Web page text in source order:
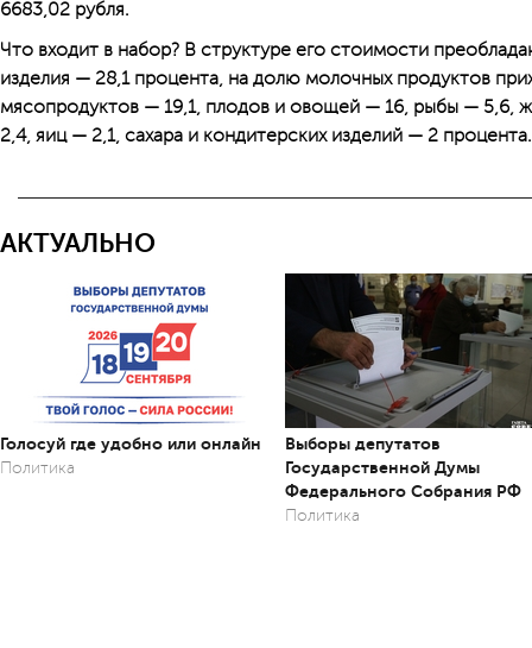
6683,02 рубля.
Что входит в набор? В структуре его стоимости
изделия — 28,1 процента, на долю молочных продуктов
мясопродуктов — 19,1, плодов и овощей — 16, рыбы — 5,6,
2,4, яиц — 2,1, сахара и кондитерских изделий — 2 процента.
АКТУАЛЬНО
Голосуй где удобно или онлайн
Политика
Выборы депутатов
Государственной Думы
Федерального Собрания РФ
Политика